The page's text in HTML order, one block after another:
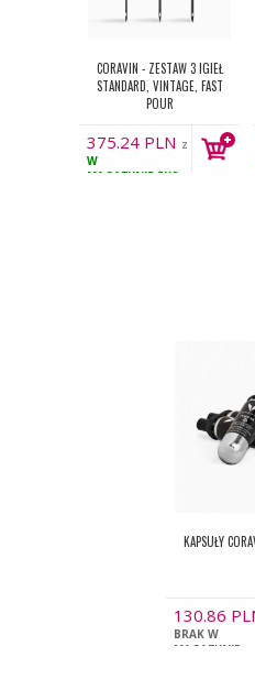
CORAVIN - ZESTAW 3 IGIEŁ
STANDARD, VINTAGE, FAST
POUR
375.24 PLN z
VAT
W
MAGAZYNIE 5KS
KAPSUŁY
130.86
VAT
BRAK W
MAGAZYNIE